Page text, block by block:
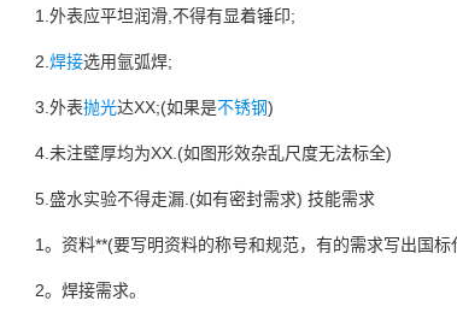
1.外表应平坦润滑,不得有显着锤印;
2. 焊接选用氩弧焊;
3.外表抛光达XX;(如果是不锈钢)
4.未注壁厚均为XX.(如图形效杂乱尺度无法标全)
5.盛水实验不得走漏.(如有密封需求) 技能需求
1。资料**(要写明资料的称号和规范，有的需求写出国标
2。焊接需求。